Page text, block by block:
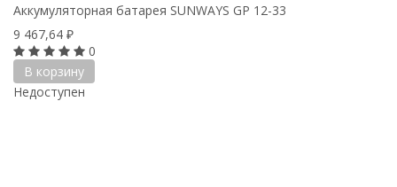
Аккумуляторная батарея SUNWAYS GP 12-33
9 467,64 ₽
0
В корзину
Недоступен